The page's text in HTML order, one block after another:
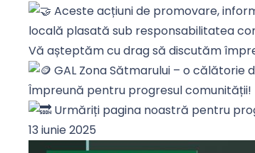
Aceste acțiuni de promovare,
locală plasată sub responsabilitatea
Vă așteptăm cu drag să discutăm
GAL Zona Sătmarului – o călătorie
Împreună pentru progresul comunității!
Urmăriți pagina noastră pentru
13 iunie 2025